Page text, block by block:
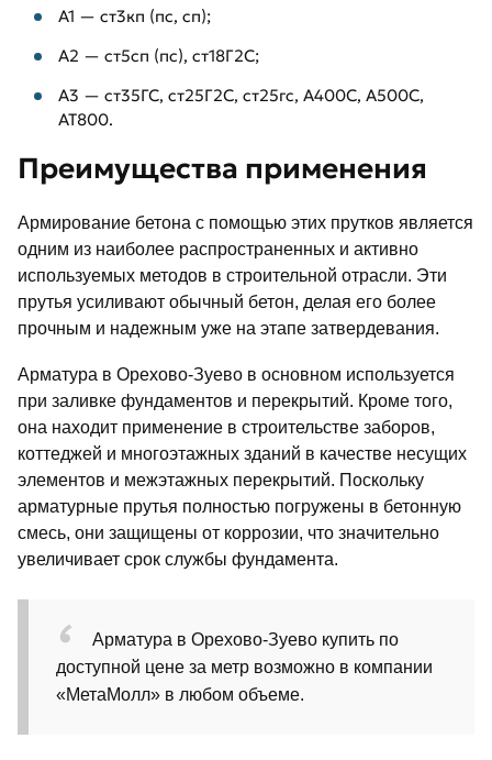
А1 — ст3кп (пс, сп);
А2 — ст5сп (пс), ст18Г2С;
А3 — ст35ГС, ст25Г2С, ст25гс, А400С, А500С,
АТ800.
Преимущества применения
Армирование бетона с помощью этих прутков является
одним из наиболее распространенных и активно
используемых методов в строительной отрасли. Эти
прутья усиливают обычный бетон, делая его более
прочным и надежным уже на этапе затвердевания.
Арматура в Орехово-Зуево в основном используется
при заливке фундаментов и перекрытий. Кроме того,
она находит применение в строительстве заборов,
коттеджей и многоэтажных зданий в качестве несущих
элементов и межэтажных перекрытий. Поскольку
арматурные прутья полностью погружены в бетонную
смесь, они защищены от коррозии, что значительно
увеличивает срок службы фундамента.
Арматура в Орехово-Зуево купить по
доступной цене за метр возможно в компании
«МетаМолл» в любом объеме.